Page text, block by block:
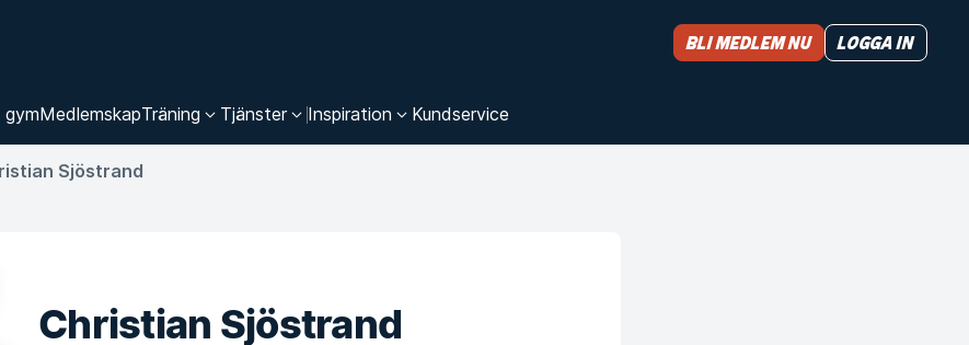
MedlemskapTräning Tjänster Inspiration Kundservice
Bli medlem nu Logga in
Sjöstrand
Christian Sjöstrand